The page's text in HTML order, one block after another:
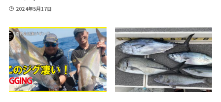
2024年5月17日